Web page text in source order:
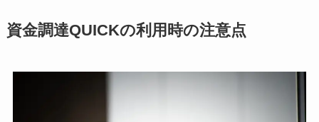
資金調達QUICKの利用時の注意点